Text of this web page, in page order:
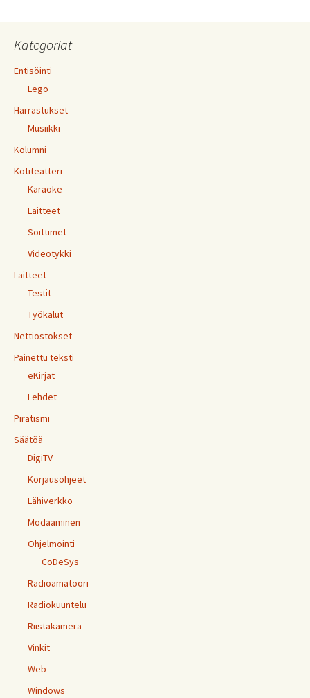
Kategoriat
Entisöinti
Lego
Harrastukset
Musiikki
Kolumni
Kotiteatteri
Karaoke
Laitteet
Soittimet
Videotykki
Laitteet
Testit
Työkalut
Nettiostokset
Painettu teksti
eKirjat
Lehdet
Piratismi
Säätöä
DigiTV
Korjausohjeet
Lähiverkko
Modaaminen
Ohjelmointi
CoDeSys
Radioamatööri
Radiokuuntelu
Riistakamera
Vinkit
Web
Windows